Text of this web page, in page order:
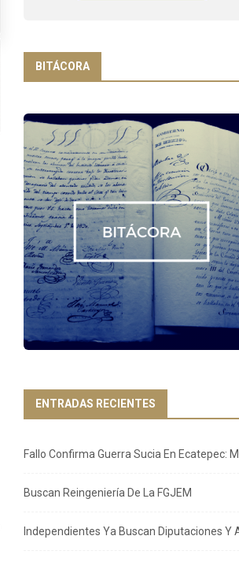
BITÁCORA
ENTRADAS RECIENTES
Fallo Confirma Guerra Sucia En Ecatepec:
Buscan Reingeniería De La FGJEM
Independientes Ya Buscan Diputaciones Y